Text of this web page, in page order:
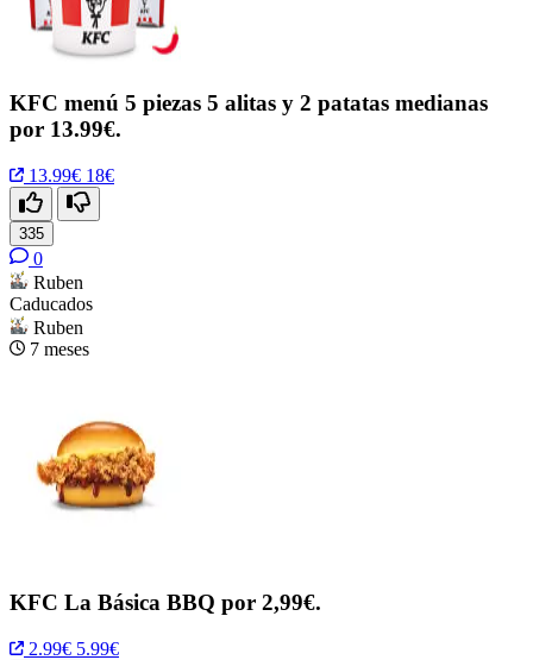
KFC menú 5 piezas 5 alitas y 2 patatas medianas
por 13.99€.
13.99€ 18€
335
0
Ruben
Caducados
Ruben
7 meses
KFC La Básica BBQ por 2,99€.
2.99€ 5.99€